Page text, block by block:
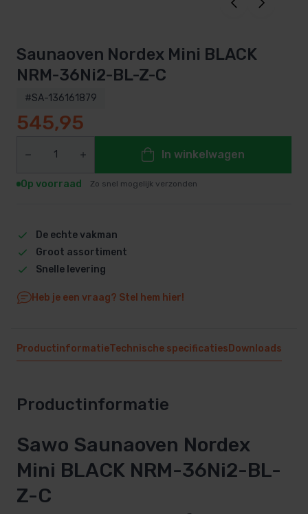
Saunaoven Nordex Mini BLACK
NRM-36Ni2-BL-Z-C
#SA-136161879
545,95
In winkelwagen
Op voorraad Zo snel mogelijk verzonden
De echte vakman
Groot assortiment
Snelle levering
Heb je een vraag? Stel hem hier!
ProductinformatieTechnische specificaties Downloads
Productinformatie
Sawo Saunaoven Nordex
Mini BLACK NRM-36Ni2-BL-
Z-C